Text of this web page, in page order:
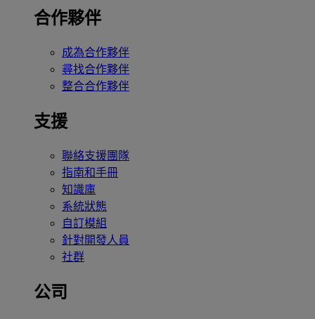
合作夥伴
成為合作夥伴
尋找合作夥伴
整合合作夥伴
支援
聯絡支援團隊
指南和手冊
知識庫
系統狀態
自訂模組
針對開發人員
社群
公司